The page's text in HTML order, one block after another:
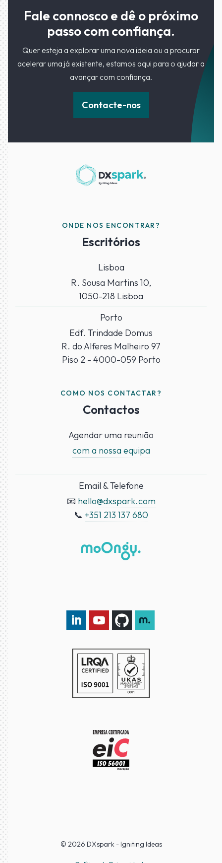
Fale connosco e dê o próximo
passo com confiança.
Quer esteja a explorar uma nova ideia ou a procurar
acelerar uma já existente, estamos aqui para o ajudar a
avançar com confiança.
Contacte-nos
ONDE NOS ENCONTRAR?
Escritórios
Lisboa
R. Sousa Martins 10,
1050-218 Lisboa
Porto
Edf. Trindade Domus
R. do Alferes Malheiro 97
Piso 2 - 4000-059 Porto
COMO NOS CONTACTAR?
Contactos
Agendar uma reunião
com a nossa equipa
Email & Telefone
📧 hello@dxspark.com
📞 +351 213 137 680
© 2026 DXspark - Igniting Ideas